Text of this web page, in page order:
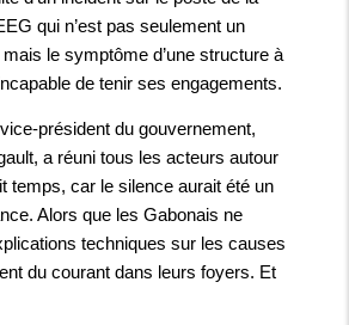
qui n’est pas seulement un
le symptôme d’une structure à
de tenir ses engagements.
président du gouvernement,
a réuni tous les acteurs autour
temps, car le silence aurait été un
Alors que les Gabonais ne
techniques sur les causes
du courant dans leurs foyers. Et